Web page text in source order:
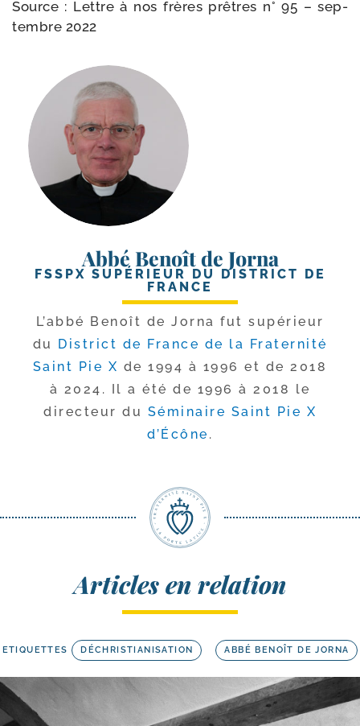
Source : Lettre à nos frères prêtres n° 95 – sep­
tembre 2022
Abbé Benoît de Jorna
FSSPX SUPÉRIEUR DU DISTRICT DE
FRANCE
L’abbé Benoît de Jorna fut supé­rieur
du District de France de la Fraternité
Saint Pie X de 1994 à 1996 et de 2018
à 2024. Il a été de 1996 à 2018 le
direc­teur du Séminaire Saint Pie X
d’Écône .
Articles en relation
ETIQUETTES DÉCHRISTIANISATION ABBÉ BENOÎT DE JORNA